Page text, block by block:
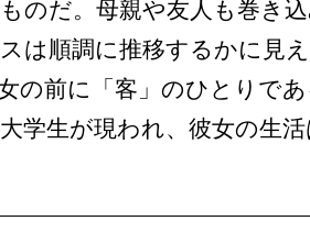
のだ。母親や友人も巻き
は順調に推移するかに見
の前に「客」のひとりで
学生が現われ、彼女の生